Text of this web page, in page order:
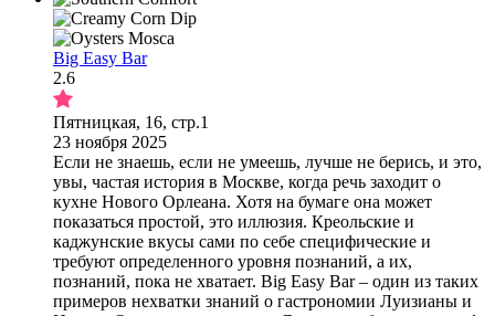
Big Easy Bar
2.6
Пятницкая, 16, стр.1
23 ноября 2025
Если не знаешь, если не умеешь, лучше не берись, и это,
увы, частая история в Москве, когда речь заходит о
кухне Нового Орлеана. Хотя на бумаге она может
показаться простой, это иллюзия. Креольские и
каджунские вкусы сами по себе специфические и
требуют определенного уровня познаний, а их,
познаний, пока не хватает. Big Easy Bar – один из таких
примеров нехватки знаний о гастрономии Луизианы и